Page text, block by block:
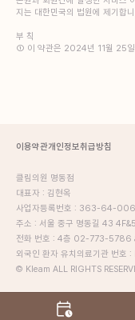
지는 대한민국의 법원에 제기합
부 칙
① 이 약관은 2024년 11월 25일
이용약관개인정보취급방침
클림의원 명동점
대표자 : 김현옥
사업자등록번호 : 363-64-
주소 : 서울 중구 명동길 43
전화 번호 : 4층 02-773-
외국인 환자 유치의료기관 번
© Kleam ALL RIGHTS